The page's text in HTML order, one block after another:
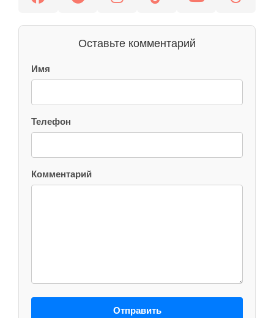
Оставьте комментарий
Имя
Телефон
Комментарий
Отправить